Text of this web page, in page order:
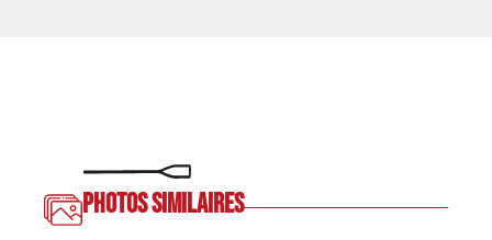
Photos similaires